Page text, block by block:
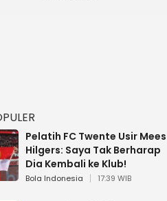
Pelatih FC Twente Usir Mees
Hilgers: Saya Tak Berharap
Dia Kembali ke Klub!
Bola Indonesia 17:39 WIB